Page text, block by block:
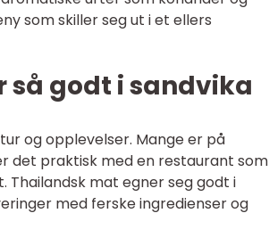
som skiller seg ut i et ellers
godt i sandvika
og opplevelser. Mange er på
det praktisk med en restaurant som
mat egner seg godt i
med ferske ingredienser og